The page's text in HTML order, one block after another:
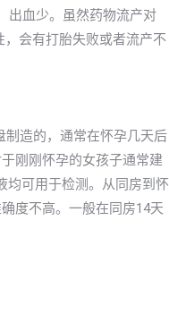
出血少。虽然药物流产对
会有打胎失败或者流产不
制造的，通常在怀孕几天后
刚刚怀孕的女孩子通常建
均可用于检测。从同房到怀
度不高。一般在同房14天